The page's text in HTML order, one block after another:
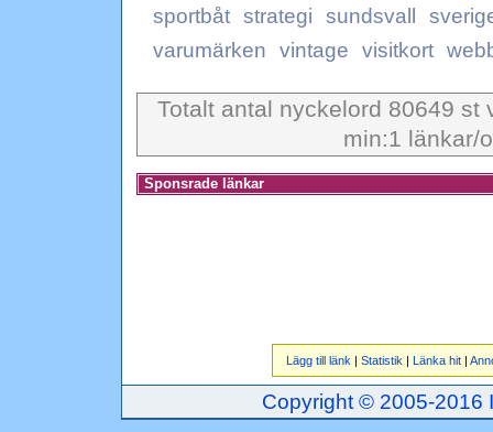
sportbåt strategi sundsvall
varumärken
vintage visitkort
Totalt antal nyckelord 80649 st
min:1 länkar/
Sponsrade länkar
Lägg till länk | Statistik | Länka hit|
Copyright © 2005-2016